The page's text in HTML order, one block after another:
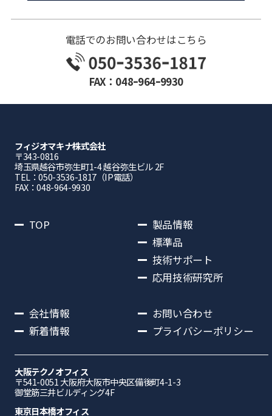
電話でのお問い合わせはこちら
FAX：048ｰ964ｰ9930
フィジオマキナ株式会社
〒343-0816
埼⽟県越⾕市弥⽣町1-4 越⾕弥⽣ビル 2F
TEL：050-3536-1817（IP電話）
FAX：048-964-9930
TOP
製品情報
標準品
技術サポート
応用技術研究所
会社情報
新着情報
お問い合わせ
プライバシーポリシー
大阪テクノオフィス
〒541-0051 ⼤阪府⼤阪市中央区備後町4-1-3
御堂筋三井ビルディング4F
東京日本橋オフィス